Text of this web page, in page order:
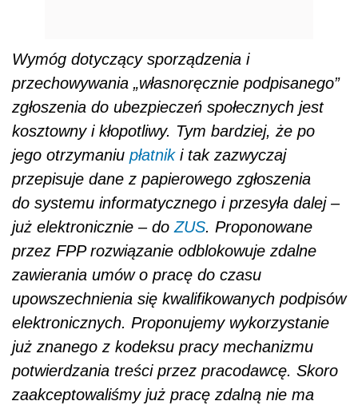
Wymóg dotyczący sporządzenia i
przechowywania „własnoręcznie podpisanego”
zgłoszenia do ubezpieczeń społecznych jest
kosztowny i kłopotliwy. Tym bardziej, że po
jego otrzymaniu płatniki tak zazwyczaj
przepisuje dane z papierowego zgłoszenia
do systemu informatycznego i przesyła dalej –
już elektronicznie – do ZUS. Proponowane
przez FPP rozwiązanie odblokowuje zdalne
zawierania umów o pracę do czasu
upowszechnienia się kwalifikowanych podpisów
elektronicznych. Proponujemy wykorzystanie
już znanego z kodeksu pracy mechanizmu
potwierdzania treści przez pracodawcę. Skoro
zaakceptowaliśmy już pracę zdalną nie ma